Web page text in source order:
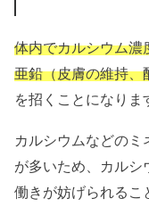
体内でカルシウム濃
亜鉛（皮膚の維持、
を招くことになりま
カルシウムなどのミ
が多いため、カルシ
働きが妨げられるこ